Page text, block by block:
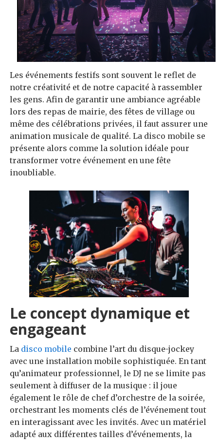
Les événements festifs sont souvent le reflet de
notre créativité et de notre capacité à rassembler
les gens. Afin de garantir une ambiance agréable
lors des repas de mairie, des fêtes de village ou
même des célébrations privées, il faut assurer une
animation musicale de qualité. La disco mobile se
présente alors comme la solution idéale pour
transformer votre événement en une fête
inoubliable.
Le concept dynamique et
engageant
La disco mobile combine l’art du disque-jockey
avec une installation mobile sophistiquée. En tant
qu’animateur professionnel, le DJ ne se limite pas
seulement à diffuser de la musique : il joue
également le rôle de chef d’orchestre de la soirée,
orchestrant les moments clés de l’événement tout
en interagissant avec les invités. Avec un matériel
adapté aux différentes tailles d’événements, la